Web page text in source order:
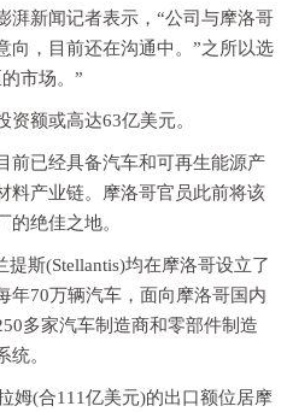
湃新闻记者表示，“公司与摩洛哥
向，目前还在沟通中。”之所以选
市场。”
资额或高达63亿美元。
前已经具备汽车和可再生能源产
料产业链。摩洛哥官员此前将该
的绝佳之地。
提斯(Stellantis)均在摩洛哥设立了
年70万辆汽车，面向摩洛哥国内
多家汽车制造商和零部件制造
统。
姆(合111亿美元)的出口额位居摩